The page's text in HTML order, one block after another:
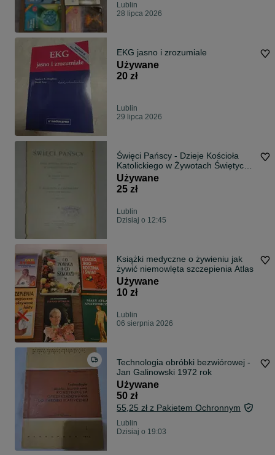
Lublin
28 lipca 2026
EKG jasno i zrozumiale
Używane
20 zł
Lublin
29 lipca 2026
Święci Pańscy - Dzieje Kościoła
Katolickiego w Żywotach Świętych
1899r
Używane
25 zł
Lublin
Dzisiaj o 12:45
Książki medyczne o żywieniu jak
żywić niemowlęta szczepienia Atlas
Używane
10 zł
Lublin
06 sierpnia 2026
Technologia obróbki bezwiórowej -
Jan Galinowski 1972 rok
Używane
50 zł
55,25 zł z Pakietem Ochronnym
Lublin
Dzisiaj o 19:03